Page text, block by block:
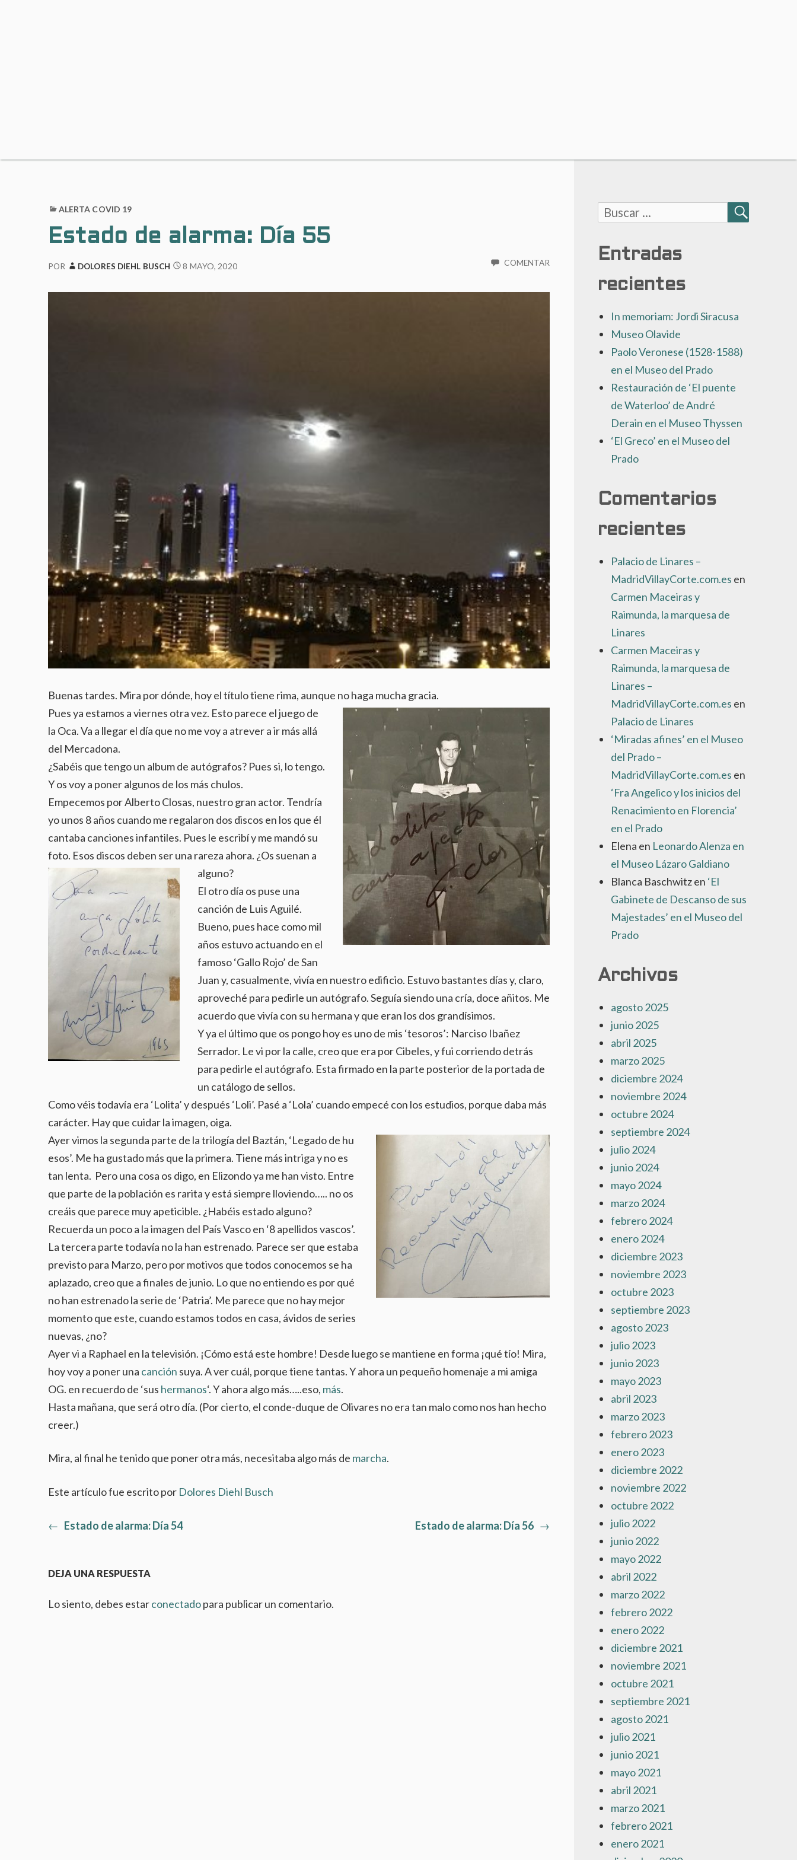
ALERTA COVID 19
Estado de alarma: Día 55
POR DOLORES DIEHL BUSCH 8 MAYO, 2020 COMENTAR
Buenas tardes. Mira por dónde, hoy el título tiene rima, aunque no haga mucha gracia.
Pues ya estamos a viernes otra vez. Esto parece el juego de
la Oca. Va a llegar el día que no me voy a atrever a ir más allá
del Mercadona.
¿Sabéis que tengo un album de autógrafos? Pues si, lo tengo.
Y os voy a poner algunos de los más chulos.
Empecemos por Alberto Closas, nuestro gran actor. Tendría
yo unos 8 años cuando me regalaron dos discos en los que él
cantaba canciones infantiles. Pues le escribí y me mandó su
foto. Esos discos deben ser una rareza ahora. ¿Os suenan a
alguno?
El otro día os puse una
canción de Luis Aguilé.
Bueno, pues hace como mil
años estuvo actuando en el
famoso ‘Gallo Rojo’ de San
Juan y, casualmente, vivía en nuestro edificio. Estuvo bastantes días y, claro,
aproveché para pedirle un autógrafo. Seguía siendo una cría, doce añitos. Me
acuerdo que vivía con su hermana y que eran los dos grandísimos.
Y ya el último que os pongo hoy es uno de mis ‘tesoros’: Narciso Ibañez
Serrador. Le vi por la calle, creo que era por Cibeles, y fui corriendo detrás
para pedirle el autógrafo. Esta firmado en la parte posterior de la portada de
un catálogo de sellos.
Como véis todavía era ‘Lolita’ y después ‘Loli’. Pasé a ‘Lola’ cuando empecé con los estudios, porque daba más
carácter. Hay que cuidar la imagen, oiga.
Ayer vimos la segunda parte de la trilogía del Baztán, ‘Legado de hu
esos’. Me ha gustado más que la primera. Tiene más intriga y no es
tan lenta. Pero una cosa os digo, en Elizondo ya me han visto. Entre
que parte de la población es rarita y está siempre lloviendo….. no os
creáis que parece muy apeticible. ¿Habéis estado alguno?
Recuerda un poco a la imagen del País Vasco en ‘8 apellidos vascos’.
La tercera parte todavía no la han estrenado. Parece ser que estaba
previsto para Marzo, pero por motivos que todos conocemos se ha
aplazado, creo que a finales de junio. Lo que no entiendo es por qué
no han estrenado la serie de ‘Patria’. Me parece que no hay mejor
momento que este, cuando estamos todos en casa, ávidos de series
nuevas, ¿no?
Ayer vi a Raphael en la televisión. ¡Cómo está este hombre! Desde luego se mantiene en forma ¡qué tío! Mira,
hoy voy a poner una canción suya. A ver cuál, porque tiene tantas. Y ahora un pequeño homenaje a mi amiga
OG. en recuerdo de ‘sus hermanos‘. Y ahora algo más…..eso, más.
Hasta mañana, que será otro día. (Por cierto, el conde-duque de Olivares no era tan malo como nos han hecho
creer.)
Mira, al final he tenido que poner otra más, necesitaba algo más de marcha.
Este artículo fue escrito por Dolores Diehl Busch
Navegación
← Artículo
Estado de alarma: Día 54 Estado de alarma: Día 56Artículo
→
DEJA UNA RESPUESTA
Lo siento, debes estarconectadopara publicar un comentario.
Buscar:
BUSCAR
Entradas
recientes
In memoriam: Jordi Siracusa
Museo Olavide
Paolo Veronese (1528-1588)
en el Museo del Prado
Restauración de ‘El puente
de Waterloo’ de André
Derain en el Museo Thyssen
‘El Greco’ en el Museo del
Prado
Comentarios
recientes
Palacio de Linares –
MadridVillayCorte.com.es en
Carmen Maceiras y
Raimunda, la marquesa de
Linares
Carmen Maceiras y
Raimunda, la marquesa de
Linares –
MadridVillayCorte.com.es en
Palacio de Linares
‘Miradas afines’ en el Museo
del Prado –
MadridVillayCorte.com.es en
‘Fra Angelico y los inicios del
Renacimiento en Florencia’
en el Prado
Elena en Leonardo Alenza en
el Museo Lázaro Galdiano
Blanca Baschwitzen ‘El
Gabinete de Descanso de sus
Majestades’ en el Museo del
Prado
Archivos
agosto 2025
junio 2025
abril 2025
marzo 2025
diciembre 2024
noviembre 2024
octubre 2024
septiembre 2024
julio 2024
junio 2024
mayo 2024
marzo 2024
febrero 2024
enero 2024
diciembre 2023
noviembre 2023
octubre 2023
septiembre 2023
agosto 2023
julio 2023
junio 2023
mayo 2023
abril 2023
marzo 2023
febrero 2023
enero 2023
diciembre 2022
noviembre 2022
octubre 2022
julio 2022
junio 2022
mayo 2022
abril 2022
marzo 2022
febrero 2022
enero 2022
diciembre 2021
noviembre 2021
octubre 2021
septiembre 2021
agosto 2021
julio 2021
junio 2021
mayo 2021
abril 2021
marzo 2021
febrero 2021
enero 2021